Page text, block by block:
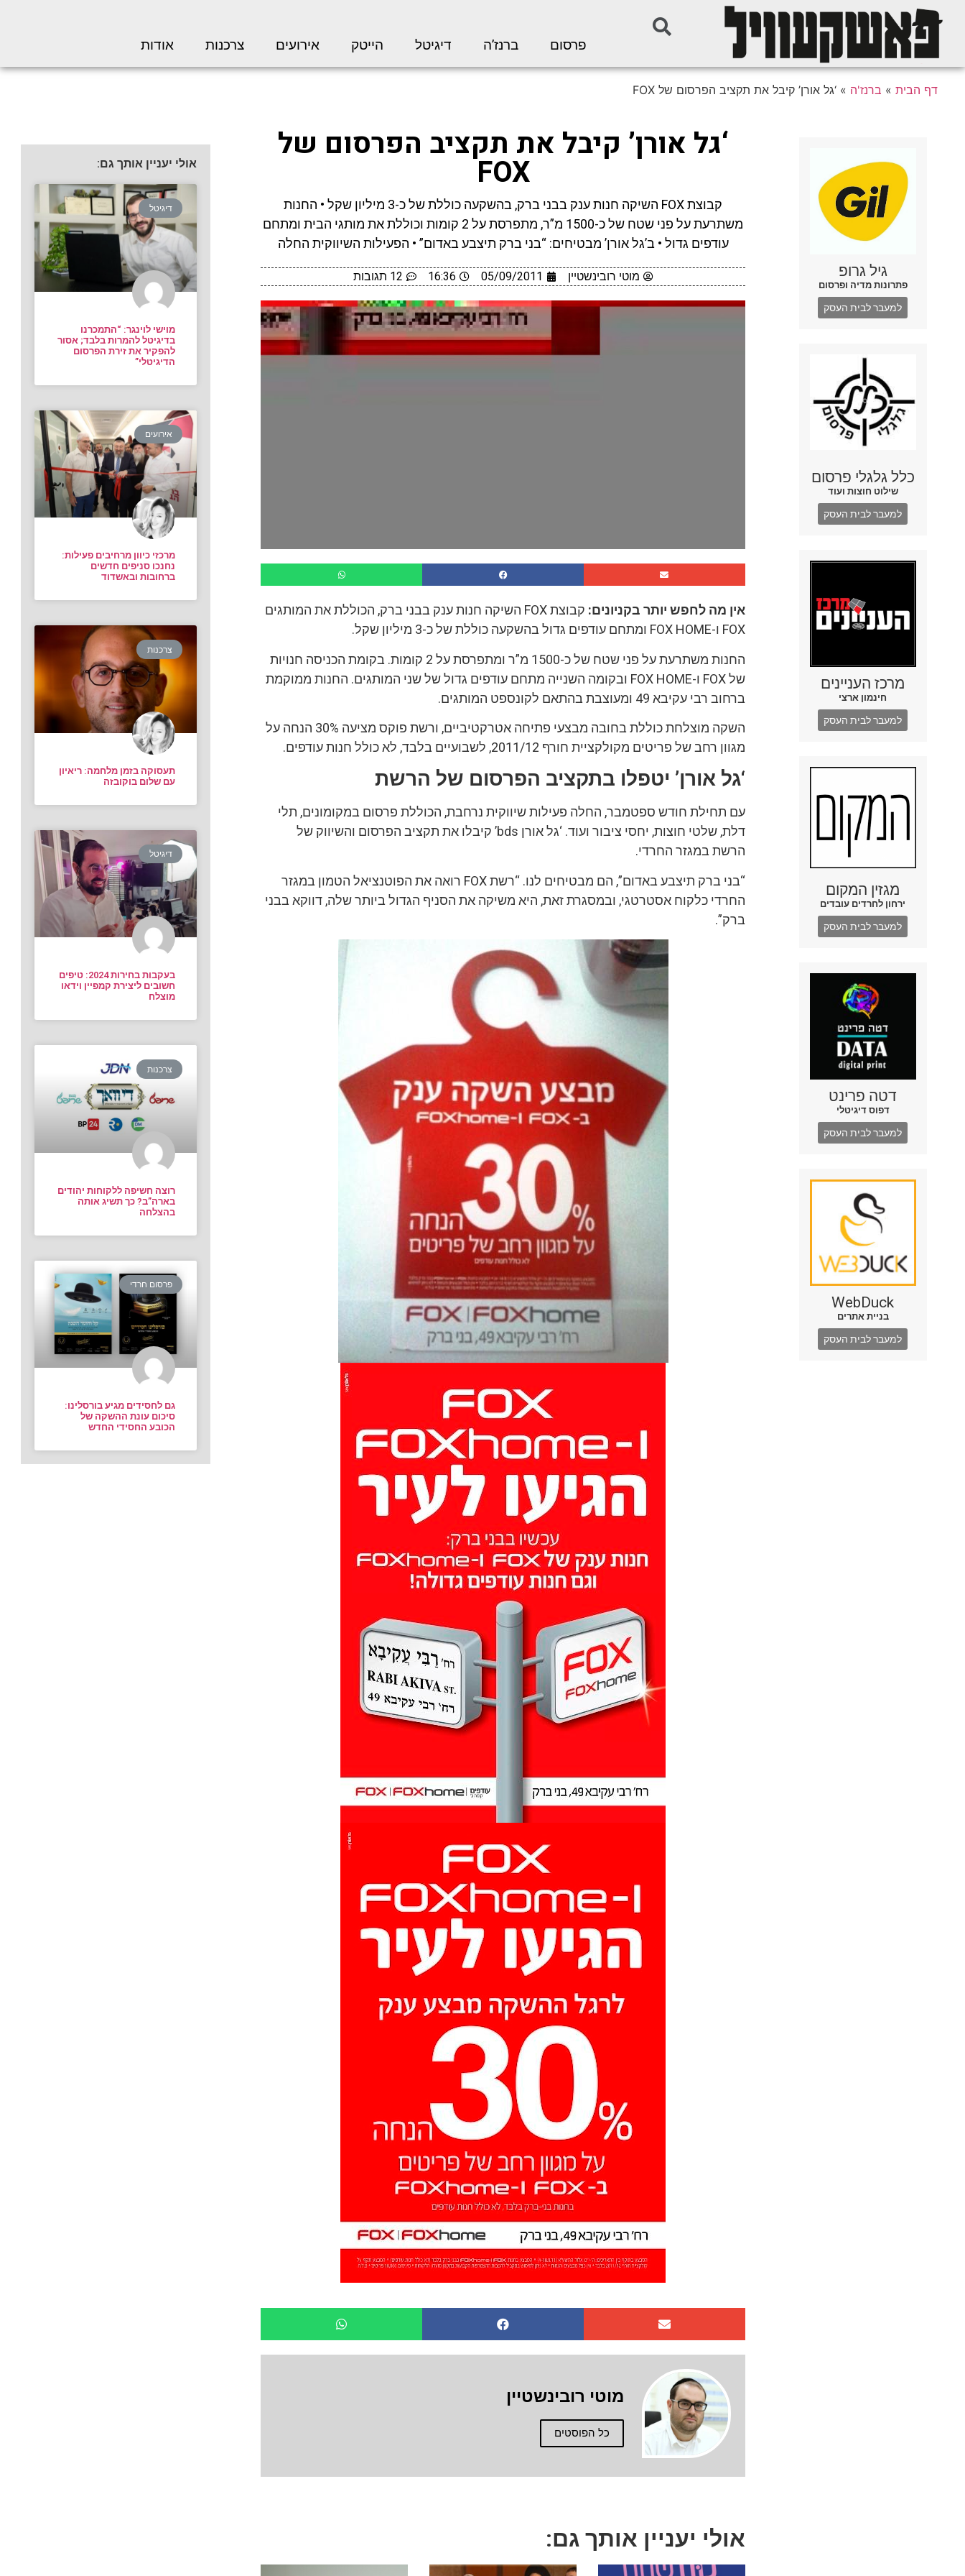
פרסום ברנז’ה דיגיטל הייטק אירועים צרכנות אודות
דף הבית » ברנז'ה »‘גל אורן’ קיבל את תקציב הפרסום של FOX
גיל גרופ
פתרונות מדיה ופרסום
למעבר לבית העסק
כלל גלגלי פרסום
שילוט חוצות ועוד
למעבר לבית העסק
מרכז העניינים
חינמון ארצי
למעבר לבית העסק
מגזין המקום
ירחון לחרדים עובדים
למעבר לבית העסק
דטה פרינט
דפוס דיגיטלי
למעבר לבית העסק
WebDuck
בניית אתרים
למעבר לבית העסק
‘גל אורן’ קיבל את תקציב הפרסום של
FOX
קבוצת FOX השיקה חנות ענק בבני ברק, בהשקעה כוללת של כ-3 מיליון שקל • החנות
משתרעת על פני שטח של כ-1500 מ”ר, מתפרסת על 2 קומות וכוללת את מותגי הבית ומתחם
עודפים גדול • ב’גל אורן’ מבטיחים: “בני ברק תיצבע באדום” • הפעילות השיווקית החלה
מוטי רובינשטיין 05/09/2011
16:36 12 תגובות
אין מה לחפש יותר בקניונים:
קבוצת FOX השיקה חנות ענק בבני ברק, הכוללת את המותגים
FOX ו-FOX HOME ומתחם עודפים גדול בהשקעה כוללת של כ-3 מיליון שקל.
החנות משתרעת על פני שטח של כ-1500 מ”ר ומתפרסת על 2 קומות. בקומת הכניסה חנויות
של FOX ו-FOX HOME ובקומה השנייה מתחם עודפים גדול של שני המותגים. החנות ממוקמת
ברחוב רבי עקיבא 49 ומעוצבת בהתאם לקונספט המותגים.
השקה מוצלחת כוללת בחובה מבצעי פתיחה אטרקטיביים, ורשת פוקס מציעה 30% הנחה על
מגוון רחב של פריטים מקולקציית חורף 2011/12, לשבועיים בלבד, לא כולל חנות עודפים.
‘גל אורן’ יטפלו בתקציב הפרסום של הרשת
עם תחילת חודש ספטמבר, החלה פעילות שיווקית נרחבת, הכוללת פרסום במקומונים, תלי
דלת, שלטי חוצות, יחסי ציבור ועוד. ‘גל אורן bds’ קיבלו את תקציב הפרסום והשיווק של
הרשת במגזר החרדי.
“בני ברק תיצבע באדום”, הם מבטיחים לנו. “רשת FOX רואה את הפוטנציאל הטמון במגזר
החרדי כלקוח אסטרטגי, ובמסגרת זאת, היא משיקה את הסניף הגדול ביותר שלה, דווקא בבני
ברק”.
מוטי רובינשטיין
כל הפוסטים
אולי יעניין אותך גם:
אולי יעניין אותך גם:
דיגיטל
מוישי לוינגר: “התמכרנו
בדיגיטל להמרות בלבד; אסור
להפקיר את זירת הפרסום
הדיגיטלי”
אירועים
מרכזי כיוון מרחיבים פעילות:
נחנכו סניפים חדשים
ברחובות ובאשדוד
צרכנות
תעסוקה בזמן מלחמה: ריאיון
עם שלום בוקובזה
דיגיטל
בעקבות בחירות 2024: טיפים
חשובים ליצירת קמפיין וידאו
מוצלח
צרכנות
רוצה חשיפה ללקוחות יהודים
בארה”ב? כך תשיג אותה
בהצלחה
פרסום חרדי
גם לחסידים מגיע בורסלינו:
סיכום עונת ההשקה של
הכובע החסידי החדש